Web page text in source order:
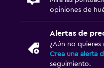
opiniones de
Alertas de
¿Aún no quieres
Crea una alerta
seguimiento.